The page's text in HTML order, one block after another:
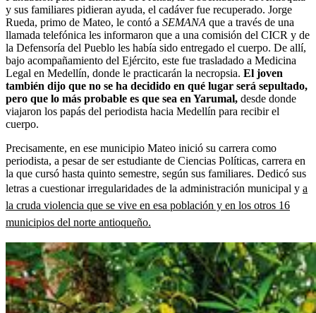
y sus familiares pidieran ayuda, el cadáver fue recuperado. Jorge
Rueda, primo de Mateo, le contó a SEMANA que a través de una
llamada telefónica les informaron que a una comisión del CICR y de
la Defensoría del Pueblo les había sido entregado el cuerpo. De allí,
bajo acompañamiento del Ejército, este fue trasladado a Medicina
Legal en Medellín, donde le practicarán la necropsia. El joven
también dijo que no se ha decidido en qué lugar será sepultado,
pero que lo más probable es que sea en Yarumal, desde donde
viajaron los papás del periodista hacia Medellín para recibir el
cuerpo.
Precisamente, en ese municipio Mateo inició su carrera como
periodista, a pesar de ser estudiante de Ciencias Políticas, carrera en
la que cursó hasta quinto semestre, según sus familiares. Dedicó sus
letras a cuestionar irregularidades de la administración municipal y a
la cruda violencia que se vive en esa población y en los otros 16
municipios del norte antioqueño.